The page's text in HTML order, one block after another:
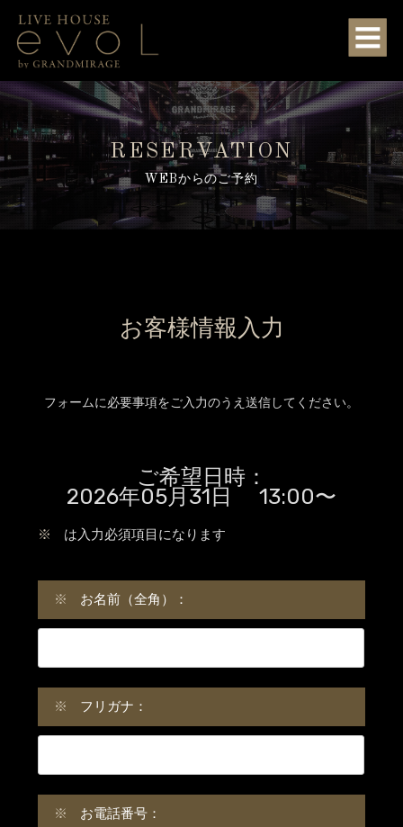
RESERVATION
WEBからのご予約
お客様情報入力
フォームに必要事項をご入力のうえ送信してください。
ご希望日時：
2026年05月31日 13:00〜
※ は入力必須項目になります
※ お名前（全角）：
※ フリガナ：
※ お電話番号：